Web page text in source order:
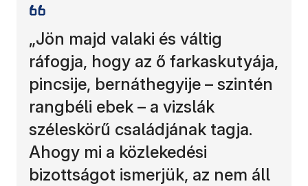
„Jön majd valaki és váltig
ráfogja, hogy az ő farkaskutyája,
pincsije, bernáthegyije – szintén
rangbéli ebek – a vizslák
széleskörű családjának tagja.
Ahogy mi a közlekedési
bizottságot ismerjük, az nem áll